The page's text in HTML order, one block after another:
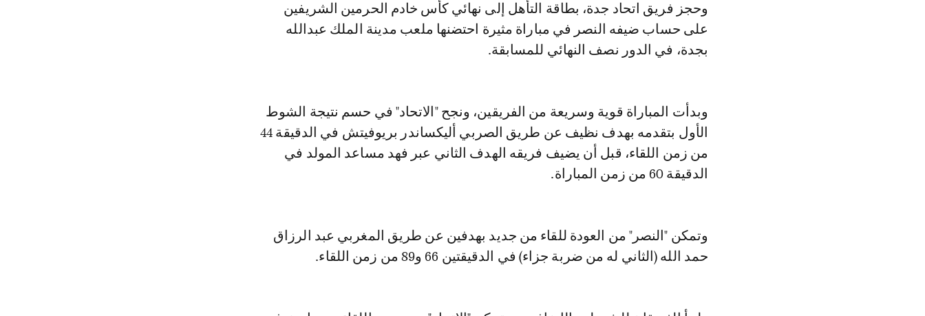
وحجز فريق اتحاد جدة، بطاقة التأهل إلى نهائي كأس خادم الحرمين الشريفين
على حساب ضيفه النصر في مباراة مثيرة احتضنها ملعب مدينة الملك عبدالله
بجدة، في الدور نصف النهائي للمسابقة.
وبدأت المباراة قوية وسريعة من الفريقين، ونجح "الاتحاد" في حسم نتيجة الشوط
الأول بتقدمه بهدف نظيف عن طريق الصربي أليكساندر بريوفيتش في الدقيقة 44
من زمن اللقاء، قبل أن يضيف فريقه الهدف الثاني عبر فهد مساعد المولد في
الدقيقة 60 من زمن المباراة.
وتمكن "النصر" من العودة للقاء من جديد بهدفين عن طريق المغربي عبد الرزاق
حمد الله (الثاني له من ضربة جزاء) في الدقيقتين 66 و89 من زمن اللقاء.